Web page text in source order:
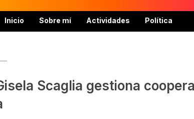
Inicio Sobre mí Actividades Política
Scaglia gestiona